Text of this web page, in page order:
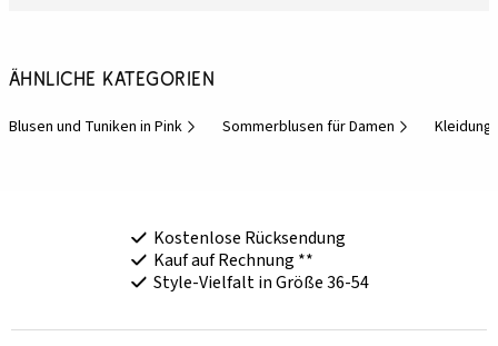
Ähnliche Kategorien
Blusen und Tuniken in Pink Sommerblusen für Damen Kleidung
Kostenlose Rücksendung
Kauf auf Rechnung **
Style-Vielfalt in Größe 36-54